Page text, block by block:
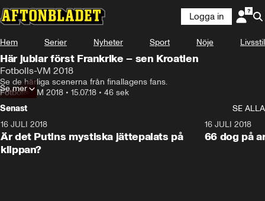
Logga in
Hem Serier Nyheter Sport Nöje Livsstil
Här jublar först Frankrike – sen Kroatien
Fotbolls-VM 2018
Se de härliga scenerna från finallagens fans.
Fotbolls-VM 2018 • 15.07.18 • 46 sek
Se mer
Senast
SE ALLA
16 JULI 2018
Är det Putins mystiska jättepalats på
klippan?
16 JULI 2018
66 dog på